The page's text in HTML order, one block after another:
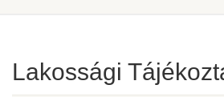
Lakossági